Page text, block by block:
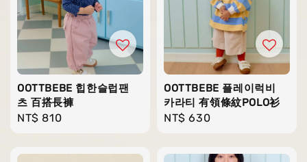
OOTTBEBE 힙한슬럽팬
츠 百搭長褲
Regular
NT$ 810
OOTTBEBE 플레이럭비
카라티 有領條紋POLO衫
Regular
NT$ 630